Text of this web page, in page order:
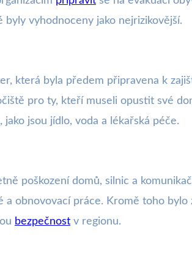
vyhodnoceny jako nejrizikovější.
která byla předem připravena k
pro ty, kteří museli opustit své
jsou jídlo, voda a lékařská péče.
poškození domů, silnic a
obnovovací práce. Kromě toho bylo
bezpečnost v regionu.